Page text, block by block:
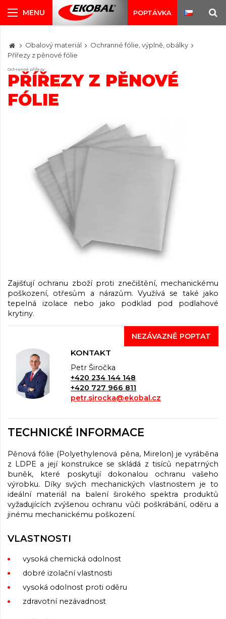
POPTÁVKA
Obalový materiál
Ochranné fólie, výplně, obálky
Přířezy z pěnové fólie
Ochranné přířezy
PŘÍŘEZY Z PĚNOVÉ
FÓLIE
Zajišťují ochranu zboží proti znečištění, mechanickému
poškození, otřesům a nárazům. Využívá se také jako
tepelná izolace nebo jako podklad pod podlahové
krytiny.
NEZÁVAZNĚ POPTAT
KONTAKT
Petr Širočka
+420 234 144 148
+420 727 966 811
petr.sirocka@ekobal.cz
TECHNICKÉ INFORMACE
Pěnová fólie (Polyethylenová pěna, Mirelon) je vyráběna
z LDPE a její konstrukce se skládá z tisíců nepatrných
buněk, které poskytují dokonalou ochranu vašeho
výrobku. Díky svých mechanických vlastnostem je to
ideální materiál na balení širokého spektra produktů
vyžadujících zvýšenou ochranu vůči poškrábání, oděru a
jinému mechanickému poškození.
VLASTNOSTI
vysoká chemická odolnost
dobré izolační vlastnosti
vysoká odolnost proti oděru
zdravotní nezávadnost